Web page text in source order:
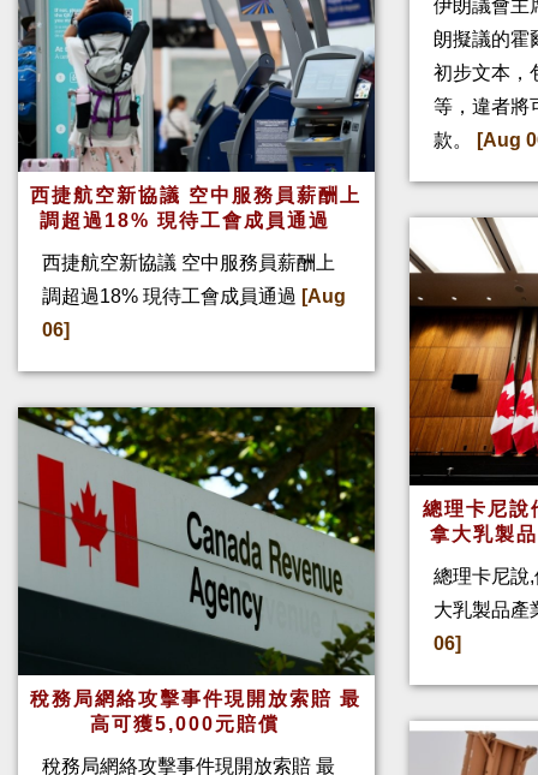
西捷航空新協議 空中服務員薪酬上
調超過18% 現待工會成員通過
西捷航空新協議 空中服務員薪酬上
調超過18% 現待工會成員通過 [Aug
06]
稅務局網絡攻擊事件現開放索賠 最
高可獲5,000元賠償
稅務局網絡攻擊事件現開放索賠 最
伊朗議會主
朗擬議的霍
初步文本，
等，違者將
款。
[Aug
總理卡尼
拿大乳製
總理卡尼說
大乳製品產
06]